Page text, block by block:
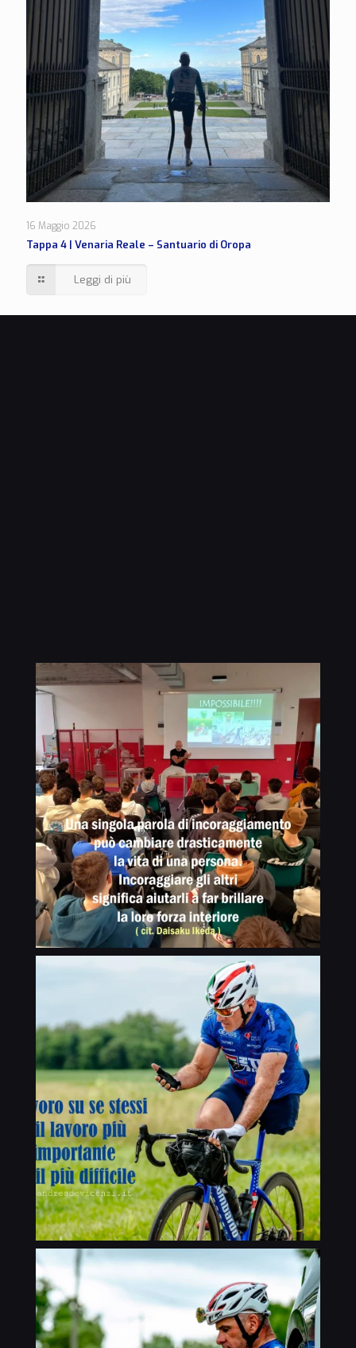
16 Maggio 2026
Tappa 4 | Venaria Reale – Santuario di Oropa
Leggi di più